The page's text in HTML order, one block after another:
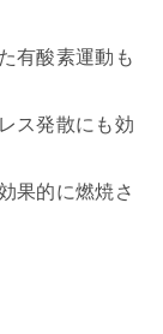
有酸素運動も
ス発散にも効
果的に燃焼さ